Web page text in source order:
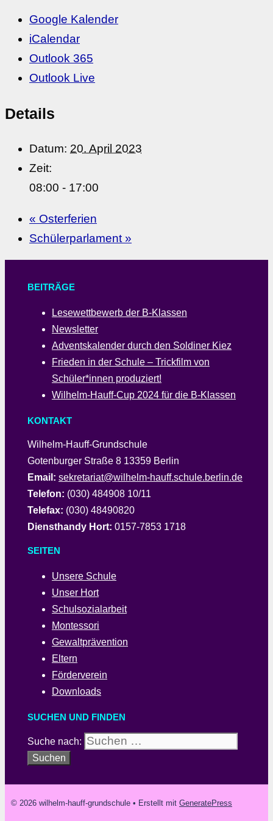
Google Kalender
iCalendar
Outlook 365
Outlook Live
Details
Datum: 20. April 2023
Zeit:
08:00 - 17:00
« Osterferien
Schülerparlament »
BEITRÄGE
Lesewettbewerb der B-Klassen
Newsletter
Adventskalender durch den Soldiner Kiez
Frieden in der Schule – Trickfilm von
Schüler*innen produziert!
Wilhelm-Hauff-Cup 2024 für die B-Klassen
KONTAKT
Wilhelm-Hauff-Grundschule
Gotenburger Straße 8 13359 Berlin
Email: sekretariat@wilhelm-hauff.schule.berlin.de
Telefon: (030) 484908 10/11
Telefax: (030) 48490820
Diensthandy Hort: 0157-7853 1718
SEITEN
Unsere Schule
Unser Hort
Schulsozialarbeit
Montessori
Gewaltprävention
Eltern
Förderverein
Downloads
SUCHEN UND FINDEN
Suche nach:
© 2026 wilhelm-hauff-grundschule • Erstellt mit GeneratePress